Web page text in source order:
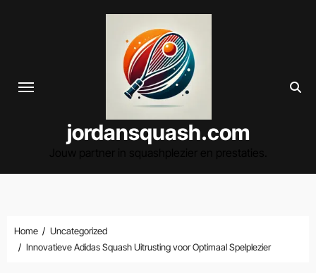
jordansquash.com
Home
Uncategorized
Innovatieve Adidas Squash Uitrusting voor Optimaal Spelplezier